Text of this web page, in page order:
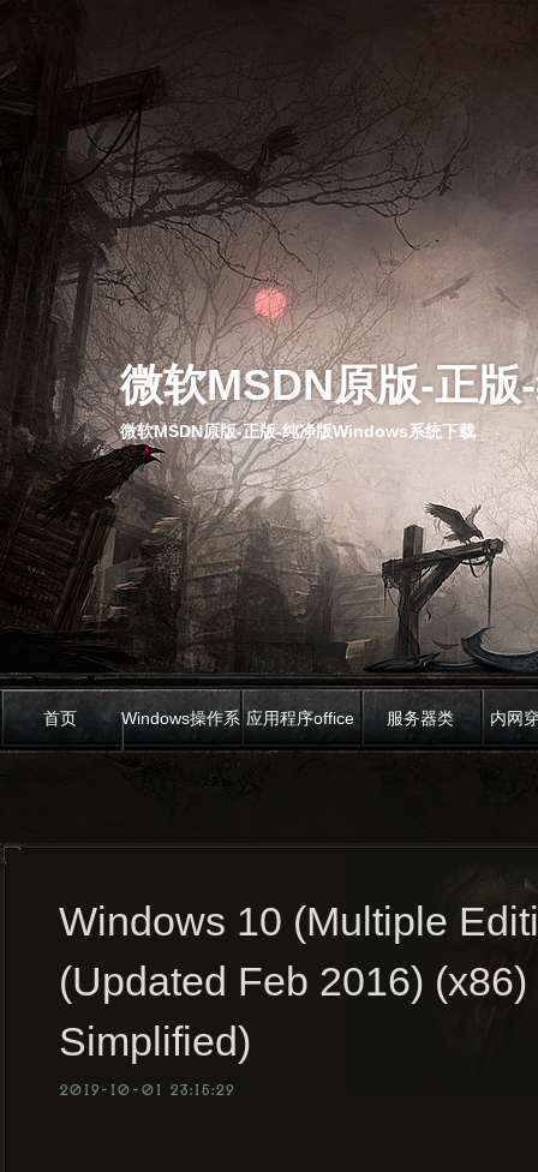
微软MSDN原版-正
微软MSDN原版-正版-纯净版Windows系统下载
首页 Windows操作系 应用程序office 服务器类 内网
Windows 10 (Multiple
(Updated Feb 2016)
Simplified)
2019-10-01 23:15:29